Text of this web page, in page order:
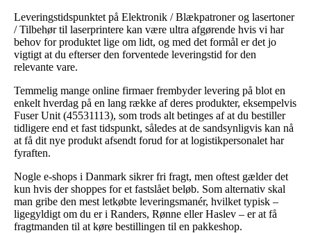
Leveringstidspunktet på Elektronik / Blækpatroner og lasertoner
/ Tilbehør til laserprintere kan være ultra afgørende hvis vi har
behov for produktet lige om lidt, og med det formål er det jo
vigtigt at du efterser den forventede leveringstid for den
relevante vare.
Temmelig mange online firmaer frembyder levering på blot en
enkelt hverdag på en lang række af deres produkter, eksempelvis
Fuser Unit (45531113), som trods alt betinges af at du bestiller
tidligere end et fast tidspunkt, således at de sandsynligvis kan nå
at få dit nye produkt afsendt forud for at logistikpersonalet har
fyraften.
Nogle e-shops i Danmark sikrer fri fragt, men oftest gælder det
kun hvis der shoppes for et fastslået beløb. Som alternativ skal
man gribe den mest letkøbte leveringsmanér, hvilket typisk –
ligegyldigt om du er i Randers, Rønne eller Haslev – er at få
fragtmanden til at køre bestillingen til en pakkeshop.